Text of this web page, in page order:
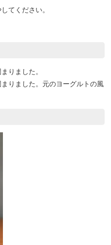
てください。
りました。
りました。元のヨーグルトの風